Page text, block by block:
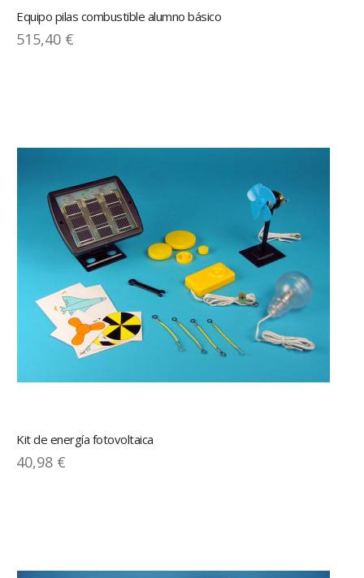
Equipo pilas combustible alumno básico
515,40 €
Kit de energía fotovoltaica
40,98 €